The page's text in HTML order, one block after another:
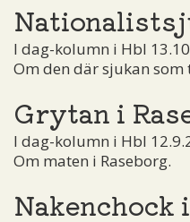
I dag-kolumn i Hbl
Om den där sjukan som
Grytan i
I dag-kolumn i Hbl
Om maten i Raseborg.
Nakenchock